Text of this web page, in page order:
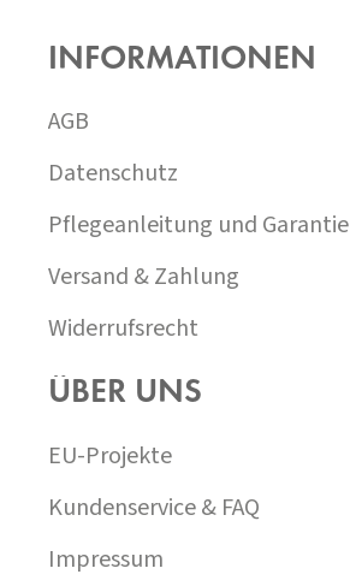
INFORMATIONEN
AGB
Datenschutz
Pflegeanleitung und Garantie
Versand & Zahlung
Widerrufsrecht
ÜBER UNS
EU-Projekte
Kundenservice & FAQ
Impressum